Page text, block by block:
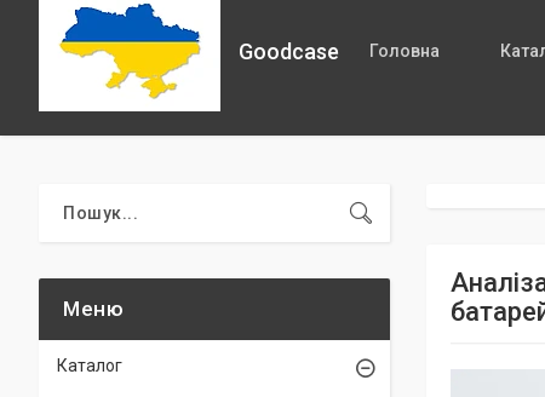
Goodcase Головна
Каталог